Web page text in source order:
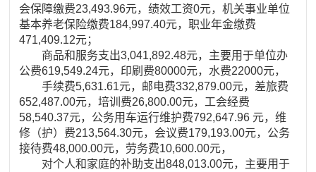
会保障缴费23,493.96元，绩效工资0元，机关事业单位
基本养老保险缴费184,997.40元，职业年金缴费
471,409.12元；
商品和服务支出3,041,892.48元，主要用于单位办
公费619,549.24元，印刷费80000元，水费22000元，
手续费5,631.61元，邮电费332,879.00元，差旅费
652,487.00元，培训费26,800.00元，工会经费
58,540.37元，公务用车运行维护费792,647.96 元，维
修（护）费213,564.30元，会议费179,193.00元，公务
接待费48,000.00元，劳务费10,600.00元，
对个人和家庭的补助支出848,013.00元，主要用于